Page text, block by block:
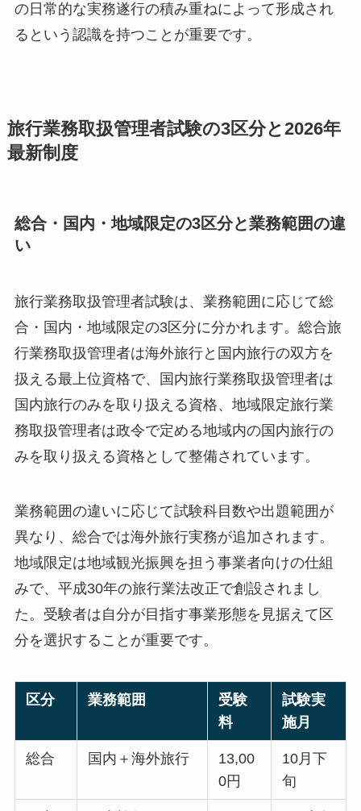
の日常的な実務遂行の積み重ねによって形成され
るという認識を持つことが重要です。
旅行業務取扱管理者試験の3区分と2026年
最新制度
総合・国内・地域限定の3区分と業務範囲の違
い
旅行業務取扱管理者試験は、業務範囲に応じて総
合・国内・地域限定の3区分に分かれます。総合旅
行業務取扱管理者は海外旅行と国内旅行の双方を
扱える最上位資格で、国内旅行業務取扱管理者は
国内旅行のみを取り扱える資格、地域限定旅行業
務取扱管理者は政令で定める地域内の国内旅行の
みを取り扱える資格として整備されています。
業務範囲の違いに応じて試験科目数や出題範囲が
異なり、総合では海外旅行実務が追加されます。
地域限定は地域観光振興を担う事業者向けの仕組
みで、平成30年の旅行業法改正で創設されまし
た。受験者は自分が目指す事業形態を見据えて区
分を選択することが重要です。
区分 業務範囲
受験
料
試験実
施月
総合 国内＋海外旅行
13,00
0円
10月下
旬